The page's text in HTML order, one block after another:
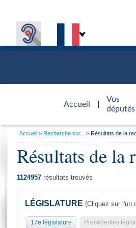
Accueil
d'accueil
Vos
députés
Général
Vous
Accueil Recherche sur... Résultats de la
Résultats de la
1124957 résultats trouvés
LÉGISLATURE (Cliquez sur l'un
17e législature Précédentes